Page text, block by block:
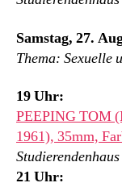
Samstag, 27.
Thema: Sexuelle
19 Uhr:
PEEPING TOM
1961), 35mm,
21 Uhr: